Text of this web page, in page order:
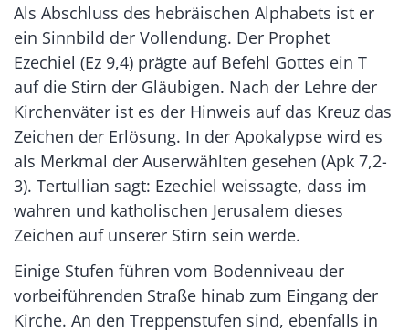
Als Abschluss des hebräischen Alphabets ist er
ein Sinnbild der Vollendung. Der Prophet
Ezechiel (Ez 9,4) prägte auf Befehl Gottes ein T
auf die Stirn der Gläubigen. Nach der Lehre der
Kirchenväter ist es der Hinweis auf das Kreuz das
Zeichen der Erlösung. In der Apokalypse wird es
als Merkmal der Auserwählten gesehen (Apk 7,2-
3). Tertullian sagt: Ezechiel weissagte, dass im
wahren und katholischen Jerusalem dieses
Zeichen auf unserer Stirn sein werde.
Einige Stufen führen vom Bodenniveau der
vorbeiführenden Straße hinab zum Eingang der
Kirche. An den Treppenstufen sind, ebenfalls in